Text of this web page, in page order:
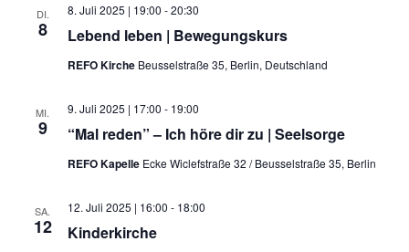
DI.
8 Lebend leben | Bewegungskurs
8. Juli 2025 | 19:00 -20:30
REFO Kirche Beusselstraße 35, Berlin, Deutschland
MI.
9 “Mal reden” – Ich höre dir zu | Seelsorge
9. Juli 2025 | 17:00 - 19:00
REFO Kapelle Ecke Wiclefstraße 32 / Beusselstraße 35, Berlin
SA.
12 Kinderkirche
12. Juli 2025 | 16:00 - 18:00